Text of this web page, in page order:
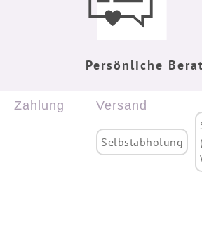
Persönliche
Zahlung Versand
Selbstabholung